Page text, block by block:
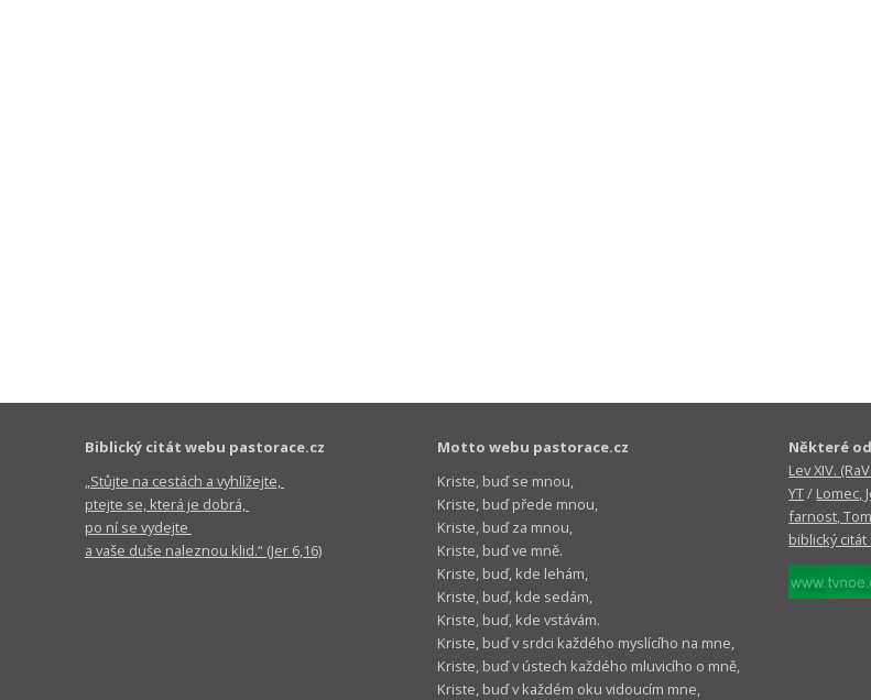
Biblický citát webu pastorace.cz
„Stůjte na cestách a vyhlížejte,
ptejte se, která je dobrá,
po ní se vydejte
a vaše duše naleznou klid.“ (Jer 6,16)
Motto webu pastorace.cz
Kriste, buď se mnou,
Kriste, buď přede mnou,
Kriste, buď za mnou,
Kriste, buď ve mně.
Kriste, buď, kde lehám,
Kriste, buď, kde sedám,
Kriste, buď, kde vstávám.
Kriste, buď v srdci každého myslícího na mne,
Kriste, buď v ústech každého mluvicího o mně,
Kriste, buď v každém oku vidoucím mne,
Některé
Lev XIV.
YT/ Lomec,
farnost,
biblický